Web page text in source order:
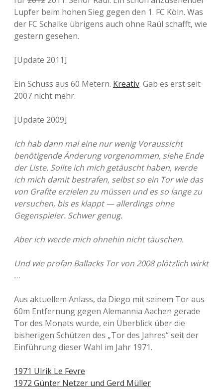
Lupfer beim hohen Sieg gegen den 1. FC Köln. Was
der FC Schalke übrigens auch ohne Raúl schafft, wie
gestern gesehen.
[Update 2011]
Ein Schuss aus 60 Metern. Kreativ. Gab es erst seit
2007 nicht mehr.
[Update 2009]
Ich hab dann mal eine nur wenig Voraussicht
benötigende Änderung vorgenommen, siehe Ende
der Liste. Sollte ich mich getäuscht haben, werde
ich mich damit bestrafen, selbst so ein Tor wie das
von Grafite erzielen zu müssen und es so lange zu
versuchen, bis es klappt — allerdings ohne
Gegenspieler. Schwer genug.
Aber ich werde mich ohnehin nicht täuschen.
Und wie profan Ballacks Tor von 2008 plötzlich wirkt
…
Aus aktuellem Anlass, da Diego mit seinem Tor aus
60m Entfernung gegen Alemannia Aachen gerade
Tor des Monats wurde, ein Überblick über die
bisherigen Schützen des „Tor des Jahres“ seit der
Einführung dieser Wahl im Jahr 1971.
1971 Ulrik Le Fevre
1972 Günter Netzer und Gerd Müller